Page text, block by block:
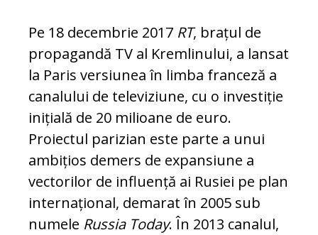
Pe 18 decembrie 2017 RT, brațul de
pro­pagandă TV al Kremlinului, a lansat
la Pa­ris versiunea în limba franceză a
canalului de televiziune, cu o investiție
inițială de 20 milioane de euro.
Proiectul parizian este parte a unui
ambițios demers de ex­pansiune a
vectorilor de influență ai Ru­siei pe plan
internațional, demarat în 2005 sub
numele Russia Today. În 2013 canalul,